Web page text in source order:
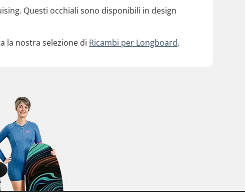
Questi occhiali sono disponibili in design
la nostra selezione di Ricambi per Longboard.